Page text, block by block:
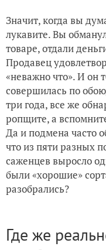
Значит, когда вы
лукавите. Вы
товаре, отдали
Продавец
«неважно что». И он
совершилась по
три года, все же
ропщите, а
Да и подмена часто
что из пяти разных
саженцев выросло
были «хорошие»
разобрались?
Где же